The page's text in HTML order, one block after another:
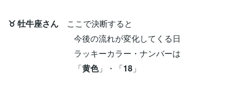
♉ 牡牛座さん ここで決断すると
今後の流れが変化してくる日
ラッキーカラー・ナンバーは
「黄色」・「18 」